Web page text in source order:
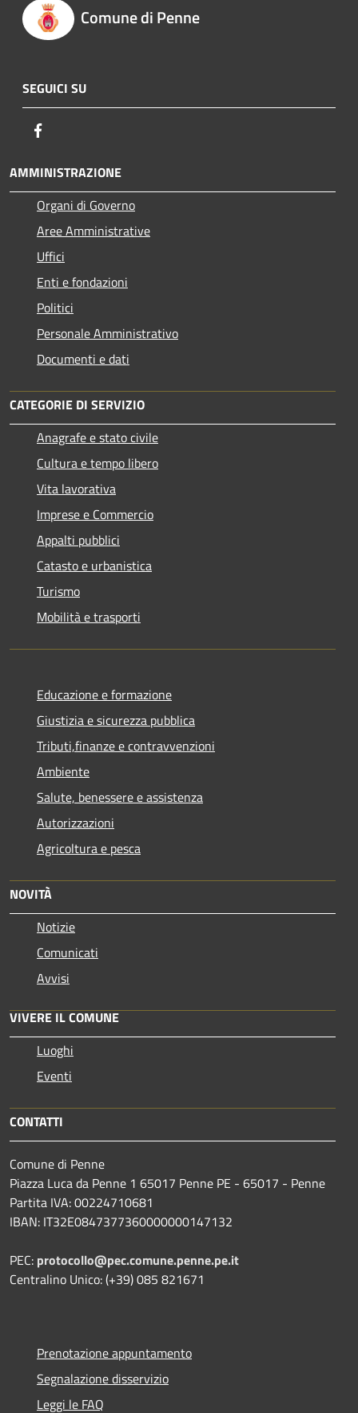
Comune di Penne
SEGUICI SU
AMMINISTRAZIONE
Organi di Governo
Aree Amministrative
Uffici
Enti e fondazioni
Politici
Personale Amministrativo
Documenti e dati
CATEGORIE DI SERVIZIO
Anagrafe e stato civile
Cultura e tempo libero
Vita lavorativa
Imprese e Commercio
Appalti pubblici
Catasto e urbanistica
Turismo
Mobilità e trasporti
Educazione e formazione
Giustizia e sicurezza pubblica
Tributi,finanze e contravvenzioni
Ambiente
Salute, benessere e assistenza
Autorizzazioni
Agricoltura e pesca
NOVITÀ
Notizie
Comunicati
Avvisi
VIVERE IL COMUNE
Luoghi
Eventi
CONTATTI
Comune di Penne
Piazza Luca da Penne 1 65017 Penne PE - 65017 - Penne
Partita IVA: 00224710681
IBAN: IT32E0847377360000000147132
PEC: protocollo@pec.comune.penne.pe.it
Centralino Unico: (+39) 085 821671
Prenotazione appuntamento
Segnalazione disservizio
Leggi le FAQ